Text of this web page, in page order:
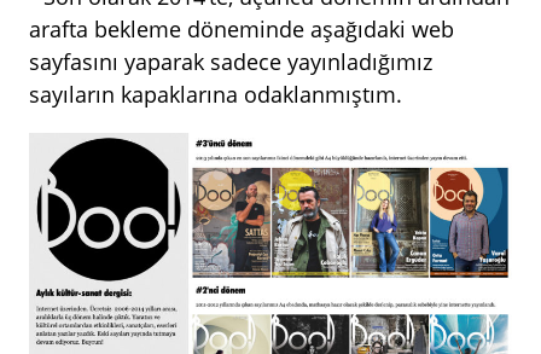
arafta bekleme döneminde aşağıdaki web
sayfasını yaparak sadece yayınladığımız
sayıların kapaklarına odaklanmıştım.